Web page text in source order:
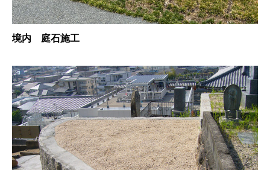
境内 庭石施工